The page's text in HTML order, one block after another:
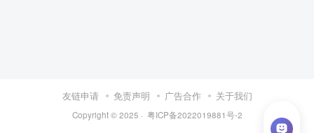
友链申请 免责声明 广告合作 关于我们
Copyright © 2025 · 粤ICP备2022019881号-2